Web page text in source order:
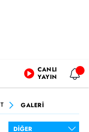
CANLI
YAYIN
GALERİ